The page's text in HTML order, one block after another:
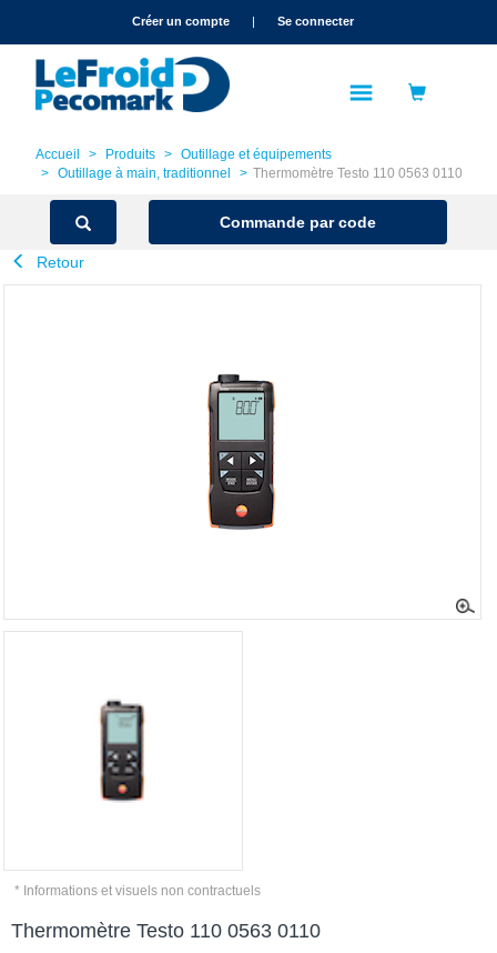
text.skipToNavigationCréer un compte | Se connecter
Accueil Produits
Outillage et équipements
Outillage à main, traditionnel
Thermomètre Testo 110 0563 0110
Commande par code
Retour
* Informations et visuels non contractuels
Thermomètre Testo 110 0563 0110